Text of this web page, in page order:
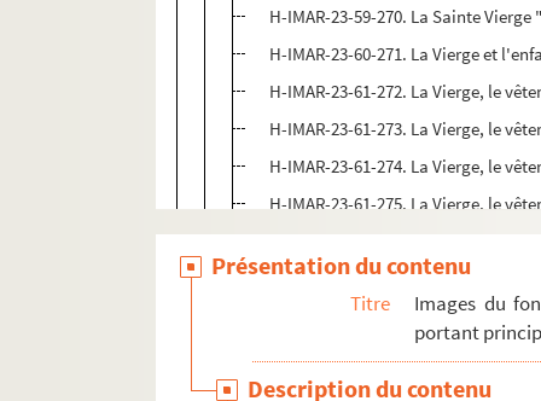
H-IMAR-23-59-270. La Sainte
H-IMAR-23-60-271. La Vierge et
H-IMAR-23-61-272. La Vierge, le
H-IMAR-23-61-273. La Vierge, le
H-IMAR-23-61-274. La Vierge, le
H-IMAR-23-61-275. La Vierge, le
H-IMAR-23-61-276. La Vierge, le
H-IMAR-23-61-277. La Vierge, le
H-IMAR-23-62-278. Miracle de la
H-IMAR-23-62-280. Miracle de la
Présentation du contenu
Titre
Images du
portant
Description du contenu